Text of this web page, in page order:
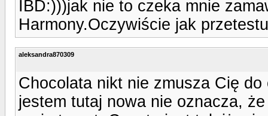
IBD:)))jak nie to czeka mnie
Harmony.Oczywiście jak
aleksandra870309
Chocolata nikt nie zmusza Cię
jestem tutaj nowa nie oznacza,